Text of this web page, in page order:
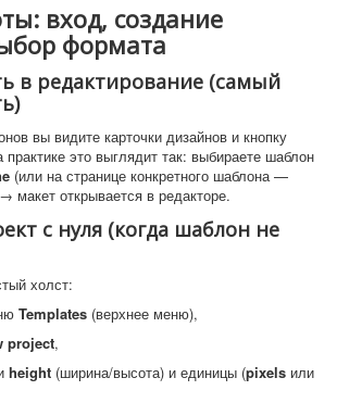
вход, создание
формата
в редактирование (самый
вы видите карточки дизайнов и кнопку
это выглядит так: выбираете шаблон
(или на странице конкретного шаблона —
макет открывается в редакторе.
с нуля (когда шаблон не
холст:
Templates (верхнее меню),
project,
height (ширина/высота) и единицы (pixels или